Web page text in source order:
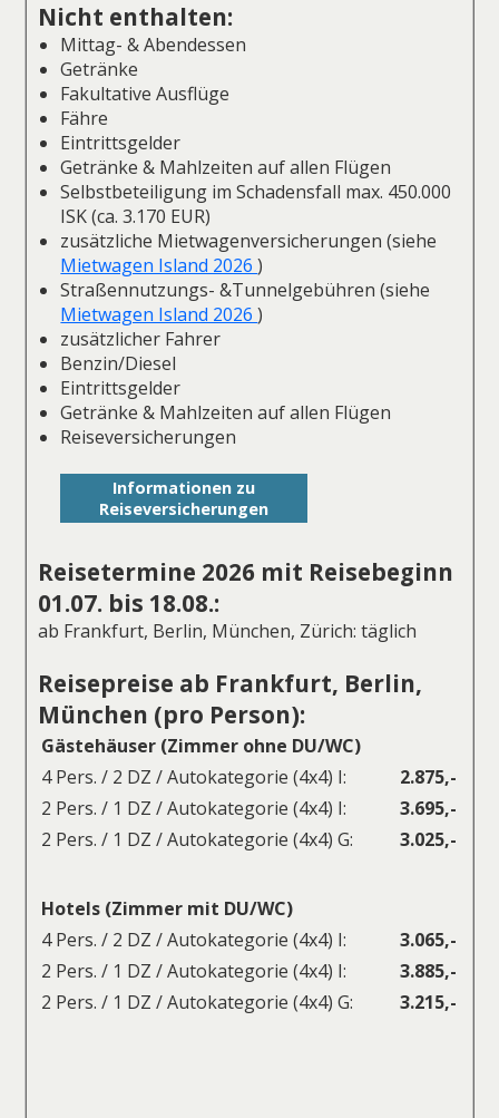
Nicht enthalten:
Mittag- & Abendessen
Getränke
Fakultative Ausflüge
Fähre
Eintrittsgelder
Getränke & Mahlzeiten auf allen Flügen
Selbstbeteiligung im Schadensfall max. 450.000
ISK (ca. 3.170 EUR)
zusätzliche Mietwagenversicherungen (siehe
Mietwagen Island 2026)
Straßennutzungs- &Tunnelgebühren (siehe
Mietwagen Island 2026)
zusätzlicher Fahrer
Benzin/Diesel
Eintrittsgelder
Getränke & Mahlzeiten auf allen Flügen
Reiseversicherungen
Informationen zu
Reiseversicherungen
Reisetermine 2026 mit Reisebeginn
01.07. bis 18.08.:
ab Frankfurt, Berlin, München, Zürich: täglich
Reisepreise ab Frankfurt, Berlin,
München (pro Person):
Gästehäuser (Zimmer ohne DU/WC)
4 Pers. / 2 DZ / Autokategorie (4x4) I:
2.875,-
2 Pers. / 1 DZ / Autokategorie (4x4) I:
3.695,-
2 Pers. / 1 DZ / Autokategorie (4x4) G:
3.025,-
Hotels (Zimmer mit DU/WC)
4 Pers. / 2 DZ / Autokategorie (4x4) I:
3.065,-
2 Pers. / 1 DZ / Autokategorie (4x4) I:
3.885,-
2 Pers. / 1 DZ / Autokategorie (4x4) G:
3.215,-